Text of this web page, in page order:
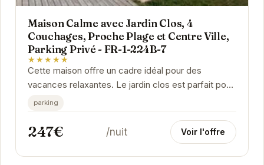
Maison Calme avec Jardin Clos, 4
Couchages, Proche Plage et Centre Ville,
Parking Privé - FR-1-224B-7
★★★★★
Cette maison offre un cadre idéal pour des
vacances relaxantes. Le jardin clos est parfait pour
les enfants et les animaux de compagnie. La...
parking
247€ /nuit Voir l'offre